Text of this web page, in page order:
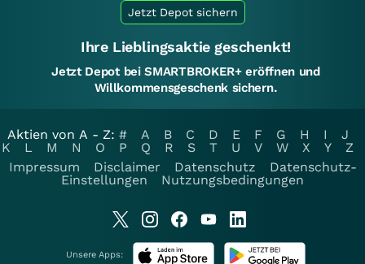
Jetzt Depot sichern
Ihre Lieblingsaktie geschenkt!
Jetzt Depot bei SMARTBROKER+ eröffnen und
Willkommensgeschenk sichern.
Aktien von A - Z: # A B C D E F G H I
J
K
L M N O P Q R S T U V W X Y
Z
Impressum
Disclaimer Datenschutz
Datenschutz-
Einstellungen
Nutzungsbedingungen
Unsere Apps: